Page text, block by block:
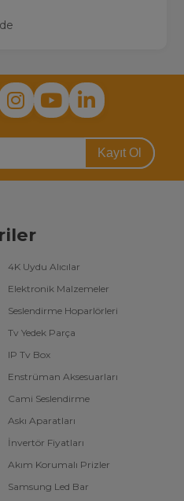
Kayıt Ol
4K Uydu Alıcılar
Elektronik Malzemeler
Seslendirme Hoparlörleri
Tv Yedek Parça
IP Tv Box
Enstrüman Aksesuarları
Cami Seslendirme
Askı Aparatları
İnvertör Fiyatları
Akım Korumalı Prizler
Samsung Led Bar